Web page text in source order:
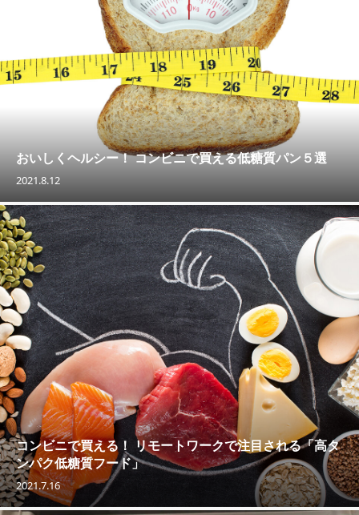
おいしくヘルシー！ コンビニで買える低糖質パン５選
2021.8.12
コンビニで買える！ リモートワークで注目される「高タ
ンパク低糖質フード」
2021.7.16